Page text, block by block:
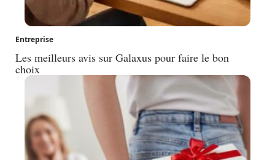
Entreprise
Les meilleurs avis sur Galaxus pour faire le bon
choix